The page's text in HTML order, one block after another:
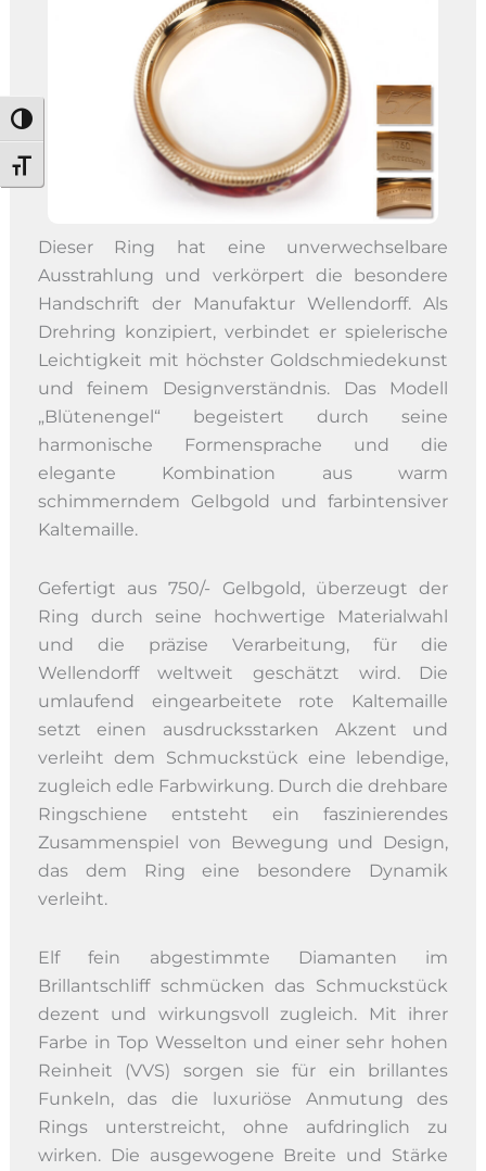
Umschalten auf hohe Kontraste
Schrift vergrößern
Dieser Ring hat eine unverwechselbare
Ausstrahlung und verkörpert die besondere
Handschrift der Manufaktur Wellendorff. Als
Drehring konzipiert, verbindet er spielerische
Leichtigkeit mit höchster Goldschmiedekunst
und feinem Designverständnis. Das Modell
„Blütenengel“ begeistert durch seine
harmonische Formensprache und die
elegante Kombination aus warm
schimmerndem Gelbgold und farbintensiver
Kaltemaille.
Gefertigt aus 750/- Gelbgold, überzeugt der
Ring durch seine hochwertige Materialwahl
und die präzise Verarbeitung, für die
Wellendorff weltweit geschätzt wird. Die
umlaufend eingearbeitete rote Kaltemaille
setzt einen ausdrucksstarken Akzent und
verleiht dem Schmuckstück eine lebendige,
zugleich edle Farbwirkung. Durch die drehbare
Ringschiene entsteht ein faszinierendes
Zusammenspiel von Bewegung und Design,
das dem Ring eine besondere Dynamik
verleiht.
Elf fein abgestimmte Diamanten im
Brillantschliff schmücken das Schmuckstück
dezent und wirkungsvoll zugleich. Mit ihrer
Farbe in Top Wesselton und einer sehr hohen
Reinheit (VVS) sorgen sie für ein brillantes
Funkeln, das die luxuriöse Anmutung des
Rings unterstreicht, ohne aufdringlich zu
wirken. Die ausgewogene Breite und Stärke